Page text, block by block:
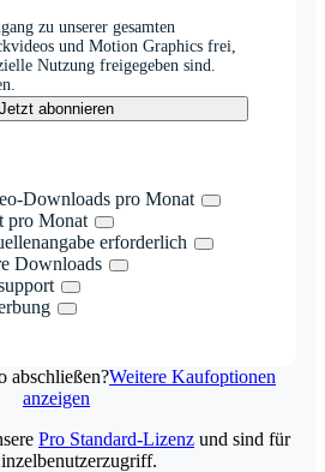
zu unserer gesamten
und Motion Graphics frei,
Nutzung freigegeben sind.
Jetzt abonnieren
Downloads pro Monat
pro Monat
erforderlich
Downloads
abschließen?Weitere Kaufoptionen
anzeigen
Pro Standard-Lizenz und sind für